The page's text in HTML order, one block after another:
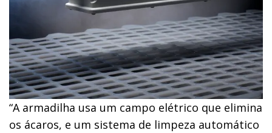
“A armadilha usa um campo elétrico que elimina
os ácaros, e um sistema de limpeza automático